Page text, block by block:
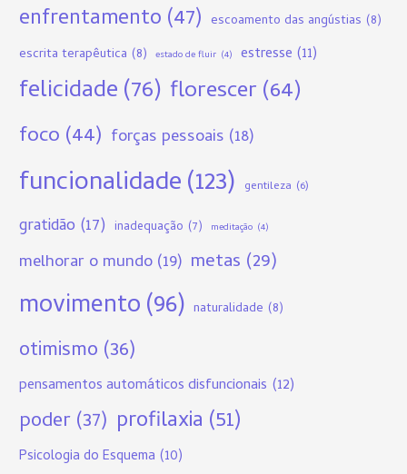
enfrentamento (47) escoamento das angústias (8)
escrita terapêutica (8) estado de fluir (4) estresse (11)
felicidade(76) florescer(64)
foco (44) forças pessoais (18)
funcionalidade(123) gentileza (6)
gratidão (17) inadequação (7) meditação (4)
melhorar o mundo(19) metas (29)
movimento(96) naturalidade (8)
otimismo (36)
pensamentos automáticos disfuncionais (12)
poder(37) profilaxia (51)
Psicologia do Esquema (10)